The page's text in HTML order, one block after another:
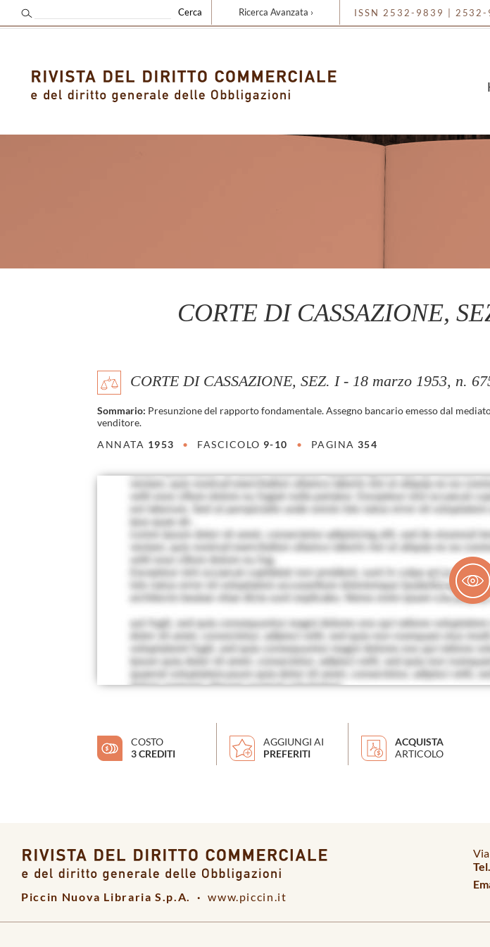
CORTE DI CASSAZIONE,
CORTE DI CASSAZIONE, SEZ. I - 18 marzo 1953, n.
Sommario: Presunzione del rapporto fondamentale. Assegno bancario emesso dal
venditore.
ANNATA 1953 • FASCICOLO 9-10 • PAGINA354
COSTO
3 CREDITI
AGGIUNGI AI
PREFERITI
ACQUISTA
ARTICOLO
Ricerca Avanzata › ISSN 2532-9839 | 2532-
Piccin Nuova Libraria S.p.A. · www.piccin.it
Tel.